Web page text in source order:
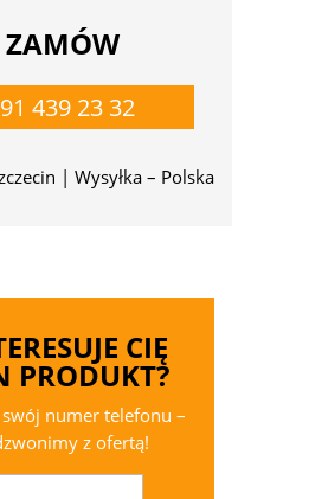
ZAMÓW
91 439 23 32
| Wysyłka – Polska
CIĘ
PRODUKT?
numer telefonu –
z ofertą!